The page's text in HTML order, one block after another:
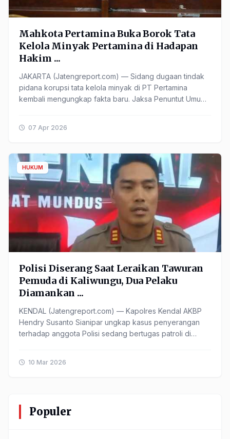
Mahkota Pertamina Buka Borok Tata
Kelola Minyak Pertamina di Hadapan
Hakim ...
JAKARTA (Jatengreport.com) — Sidang dugaan tindak
pidana korupsi tata kelola minyak di PT Pertamina
kembali mengungkap fakta baru. Jaksa Penuntut Umum
07 Apr 2026
HUKUM
Polisi Diserang Saat Leraikan Tawuran
Pemuda di Kaliwungu, Dua Pelaku
Diamankan ...
KENDAL (Jatengreport.com) — Kapolres Kendal AKBP
Hendry Susanto Sianipar ungkap kasus penyerangan
terhadap anggota Polisi sedang bertugas patroli di
10 Mar 2026
Populer